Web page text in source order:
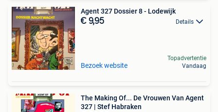
Agent 327 Dossier 8 - Lodewijk
€ 9,95 Details
Bezoek website
Topadvertentie
Vandaag
The Making Of... De Vrouwen Van Agent
327 | Stef Habraken